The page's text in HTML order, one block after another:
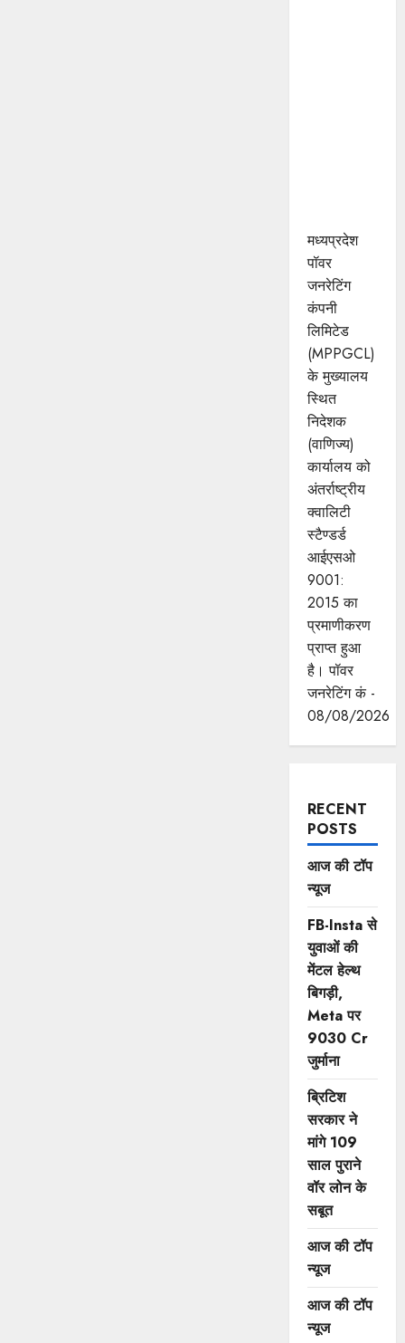
मध्यप्रदेश
पॉवर
जनरेटिंग
कंपनी
लिमिटेड
(MPPGCL)
के मुख्यालय
स्थित
निदेशक
(वाणिज्य)
कार्यालय को
अंतर्राष्ट्रीय
क्वालिटी
स्टैण्डर्ड
आईएसओ
9001:
2015 का
प्रमाणीकरण
प्राप्त हुआ
है। पॉवर
जनरेटिंग कं -
08/08/2026
RECENT
POSTS
आज की टॉप
न्यूज
FB-Insta से
युवाओं की
मेंटल हेल्थ
बिगड़ी,
Meta पर
9030 Cr
जुर्माना
ब्रिटिश
सरकार ने
मांगे 109
साल पुराने
वॉर लोन के
सबूत
आज की टॉप
न्यूज
आज की टॉप
न्यूज